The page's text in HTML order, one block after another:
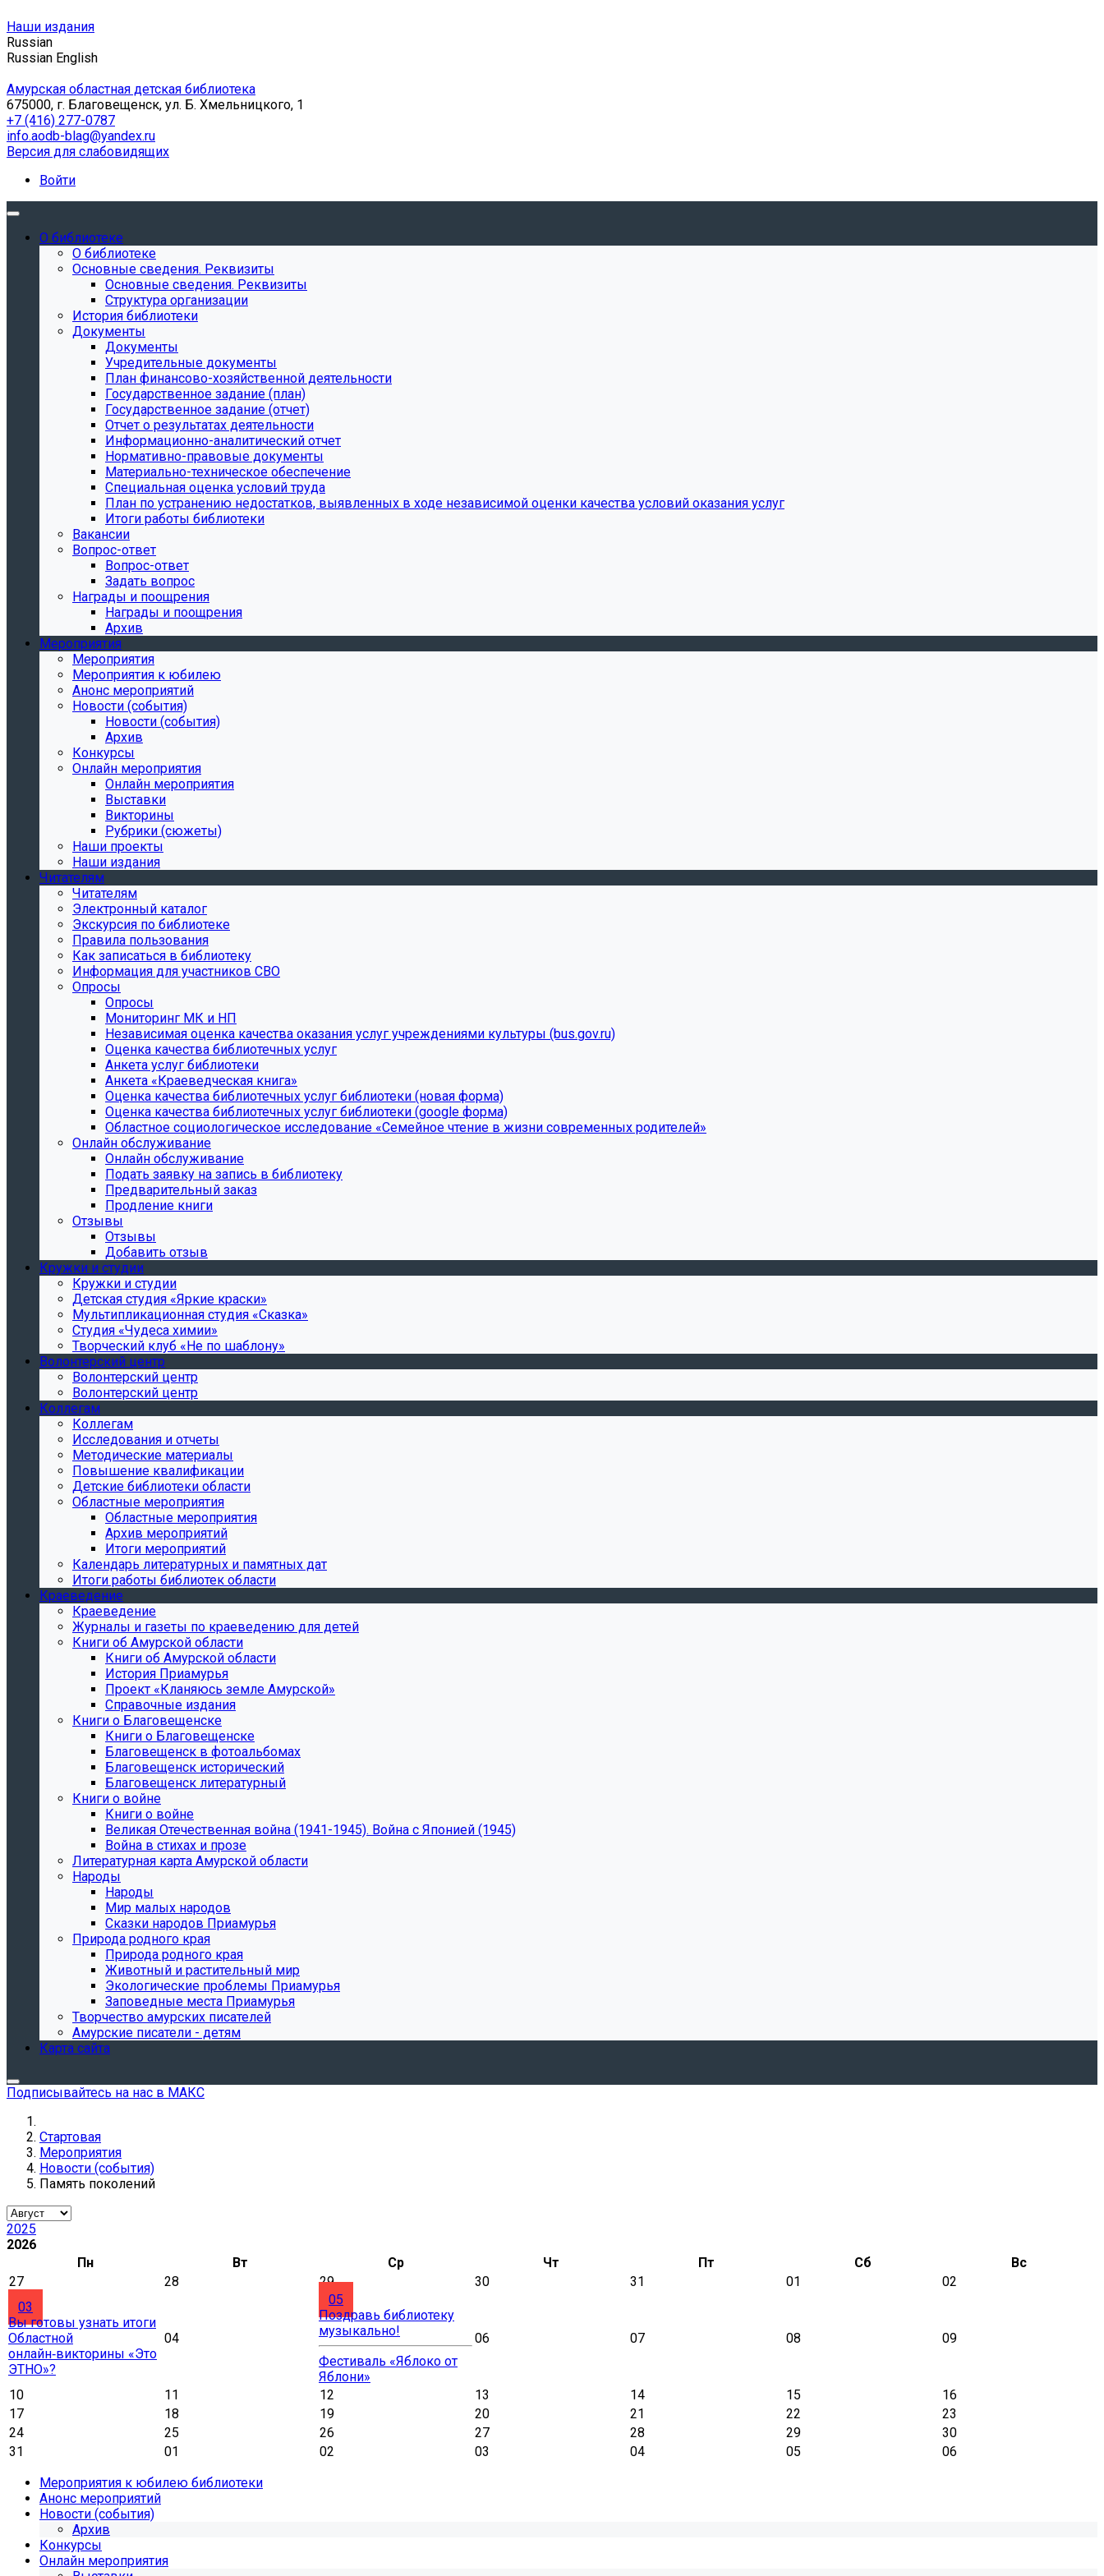
Наши издания
Russian
Russian English
Амурская областная детская библиотека
675000, г. Благовещенск, ул. Б. Хмельницкого, 1
+7 (416) 277-0787
info.aodb-blag@yandex.ru
Версия для слабовидящих
Войти
О библиотеке
О библиотеке
Основные сведения. Реквизиты
Основные сведения. Реквизиты
Структура организации
История библиотеки
Документы
Документы
Учредительные документы
План финансово-хозяйственной деятельности
Государственное задание (план)
Государственное задание (отчет)
Отчет о результатах деятельности
Информационно-аналитический отчет
Нормативно-правовые документы
Материально-техническое обеспечение
Специальная оценка условий труда
План по устранению недостатков, выявленных в ходе независимой оценки качества условий оказания услуг
Итоги работы библиотеки
Вакансии
Вопрос-ответ
Вопрос-ответ
Задать вопрос
Награды и поощрения
Награды и поощрения
Архив
Мероприятия
Мероприятия
Мероприятия к юбилею
Анонс мероприятий
Новости (события)
Новости (события)
Архив
Конкурсы
Онлайн мероприятия
Онлайн мероприятия
Выставки
Викторины
Рубрики (сюжеты)
Наши проекты
Наши издания
Читателям
Читателям
Электронный каталог
Экскурсия по библиотеке
Правила пользования
Как записаться в библиотеку
Информация для участников СВО
Опросы
Опросы
Мониторинг МК и НП
Независимая оценка качества оказания услуг учреждениями культуры (bus.gov.ru)
Оценка качества библиотечных услуг
Анкета услуг библиотеки
Анкета «Краеведческая книга»
Oценка качества библиотечных услуг библиотеки (новая форма)
Oценка качества библиотечных услуг библиотеки (google форма)
Областное социологическое исследование «Семейное чтение в жизни современных родителей»
Онлайн обслуживание
Онлайн обслуживание
Подать заявку на запись в библиотеку
Предварительный заказ
Продление книги
Отзывы
Отзывы
Добавить отзыв
Кружки и студии
Кружки и студии
Детская студия «Яркие краски»
Мультипликационная студия «Сказка»
Студия «Чудеса химии»
Творческий клуб «Не по шаблону»
Волонтерский центр
Волонтерский центр
Волонтерский центр
Коллегам
Коллегам
Исследования и отчеты
Методические материалы
Повышение квалификации
Детские библиотеки области
Областные мероприятия
Областные мероприятия
Архив мероприятий
Итоги мероприятий
Календарь литературных и памятных дат
Итоги работы библиотек области
Краеведение
Краеведение
Журналы и газеты по краеведению для детей
Книги об Амурской области
Книги об Амурской области
История Приамурья
Проект «Кланяюсь земле Амурской»
Справочные издания
Книги о Благовещенске
Книги о Благовещенске
Благовещенск в фотоальбомах
Благовещенск исторический
Благовещенск литературный
Книги о войне
Книги о войне
Великая Отечественная война (1941-1945). Война с Японией (1945)
Война в стихах и прозе
Литературная карта Амурской области
Народы
Народы
Мир малых народов
Сказки народов Приамурья
Природа родного края
Природа родного края
Животный и растительный мир
Экологические проблемы Приамурья
Заповедные места Приамурья
Творчество амурских писателей
Амурские писатели - детям
Карта сайта
Подписывайтесь на нас в МАКС
Стартовая
Мероприятия
Новости (события)
Память поколений
2025
2026
Пн
Вт Ср Чт Пт Сб
Вс
27
28 29 30 31 01
02
03
Вы готовы узнать итоги
Областной
онлайн‑викторины «Это
ЭТНО»?
04
05
Поздравь библиотеку
музыкально!
Фестиваль «Яблоко от
Яблони»
06 07 08 09
10 11 12 13 14 15
16
17
18 19 20 21 22
23
24
25 26 27 28 29
30
31
01 02 03 04 05
06
Мероприятия к юбилею библиотеки
Анонс мероприятий
Новости (события)
Архив
Конкурсы
Онлайн мероприятия